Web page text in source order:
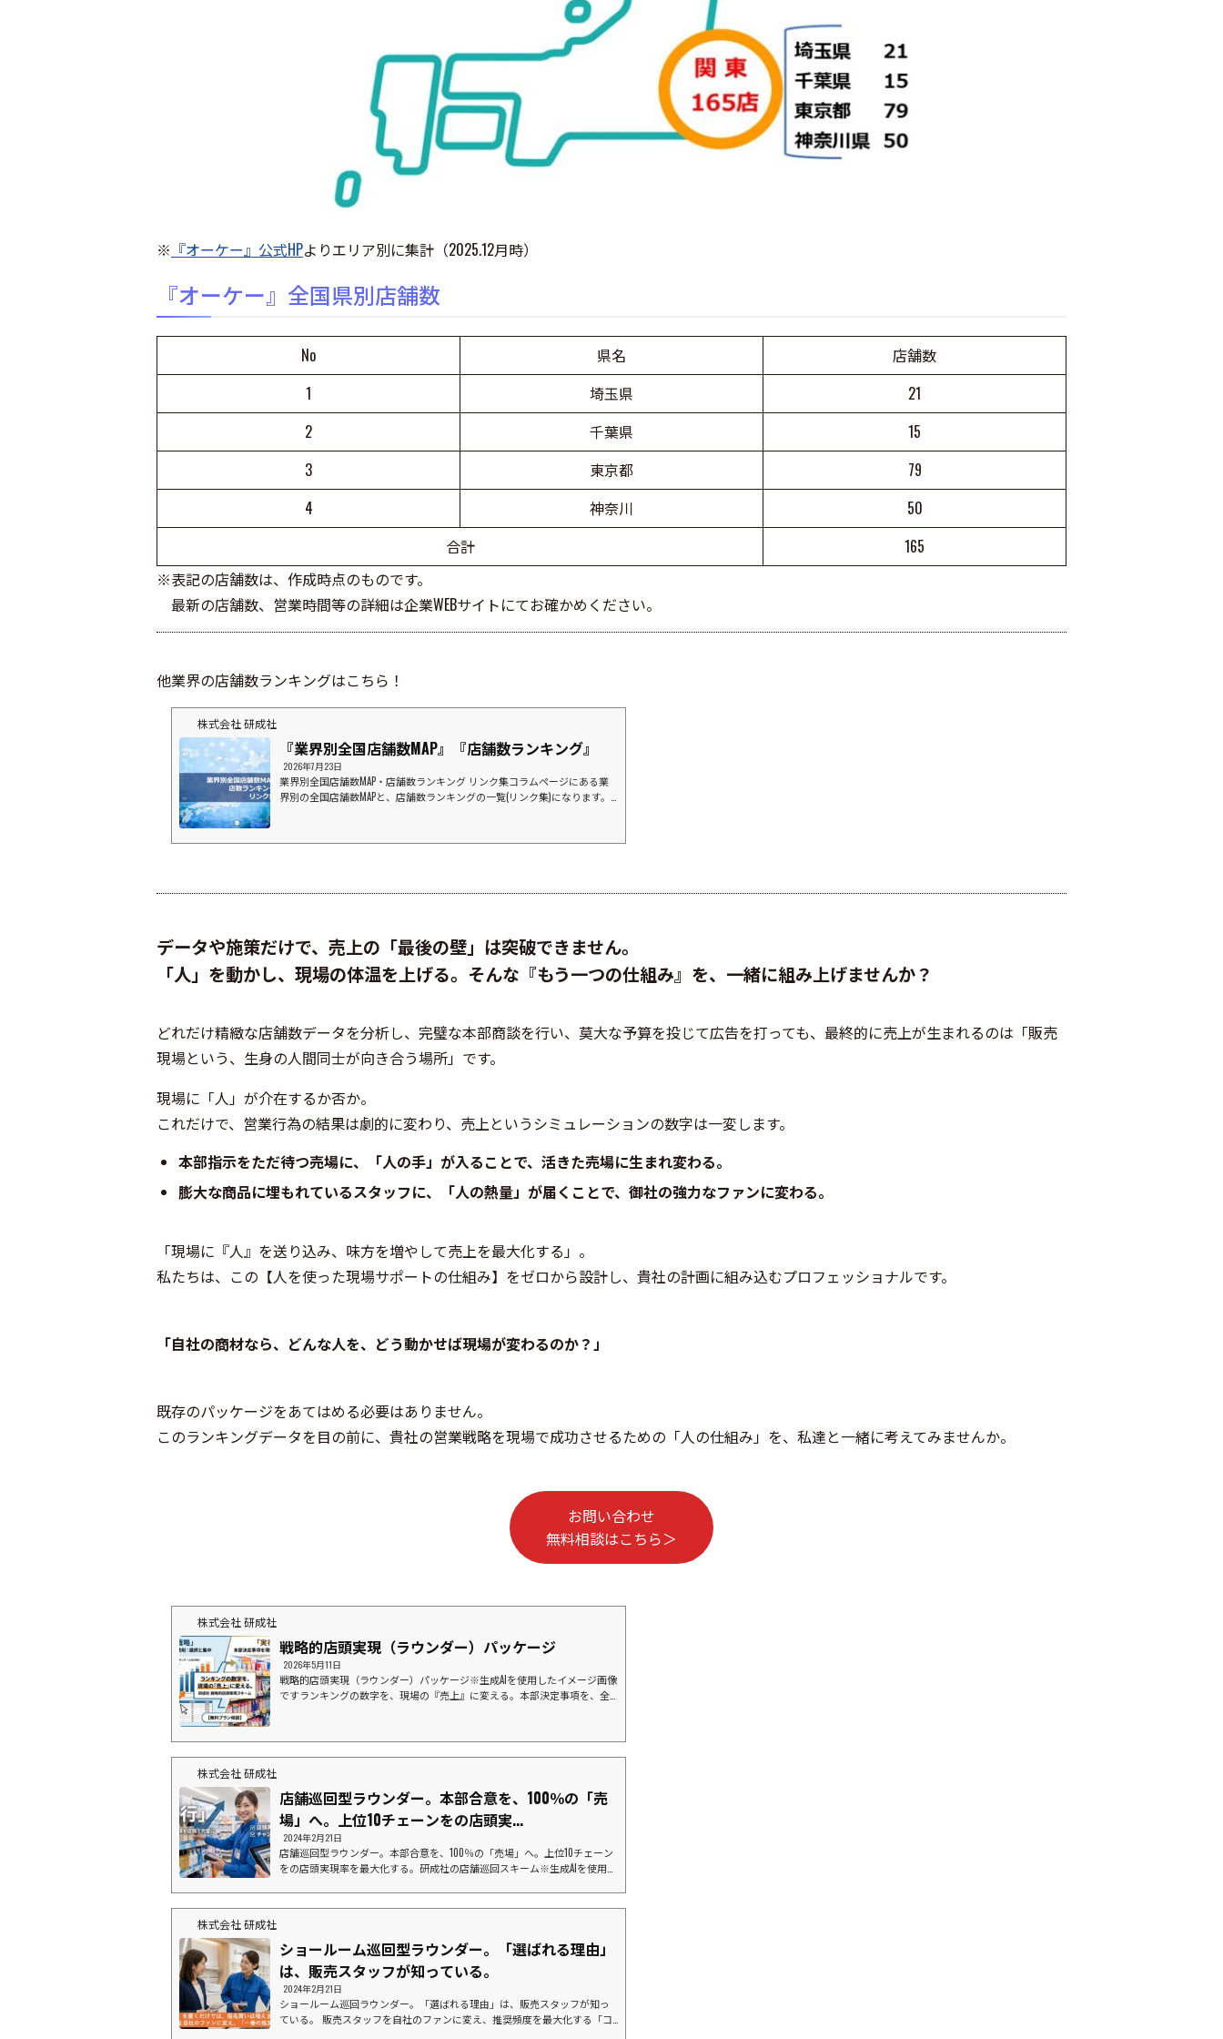
※ 『オーケー』公式HPよりエリア別に集計（2025.12月時）
『オーケー』全国県別店舗数
No 県名
店舗数
1
埼玉県
21
2
千葉県
15
3
東京都
79
4
神奈川
50
合計
165
※表記の店舗数は、作成時点のものです。
最新の店舗数、営業時間等の詳細は企業WEBサイトにてお確かめください。
他業界の店舗数ランキングはこちら！
株式会社 研成社
『業界別全国店舗数MAP』『店舗数ランキング』
2026年7月23日
業界別全国店舗数MAP・店舗数ランキング リンク集コラムページにある業
界別の全国店舗数MAPと、店舗数ランキングの一覧(リンク集)になります。
ンドラッグクスリのアオキクリエイトエス・ディーナチュラルホールディ
データや施策だけで、売上の「最後の壁」は突破できません。
「人」を動かし、現場の体温を上げる。そんな『もう一つの仕組み』を、一緒に組み上げませんか？
どれだけ精緻な店舗数データを分析し、完璧な本部商談を行い、莫大な予算を投じて広告を打っても、最終的に売上が生まれるのは「販売
現場という、生身の人間同士が向き合う場所」です。
現場に「人」が介在するか否か。
これだけで、営業行為の結果は劇的に変わり、売上というシミュレーションの数字は一変します。
本部指示をただ待つ売場に、「人の手」が入ることで、活きた売場に生まれ変わる。
膨大な商品に埋もれているスタッフに、「人の熱量」が届くことで、御社の強力なファンに変わる。
「現場に『人』を送り込み、味方を増やして売上を最大化する」。
私たちは、この【人を使った現場サポートの仕組み】をゼロから設計し、貴社の計画に組み込むプロフェッショナルです。
「自社の商材なら、どんな人を、どう動かせば現場が変わるのか？」
既存のパッケージをあてはめる必要はありません。
このランキングデータを目の前に、貴社の営業戦略を現場で成功させるための「人の仕組み」を、私達と一緒に考えてみませんか。
お問い合わせ
無料相談はこちら＞
株式会社 研成社
戦略的店頭実現（ラウンダー）パッケージ
2026年5月11日
戦略的店頭実現（ラウンダー）パッケージ※生成AIを使用したイメージ画像
ですランキングの数字を、現場の『売上』に変える。本部決定事項を、全
「企業別店舗数ランキング」をご覧の皆様、その数字の裏側にある「現
場」の状況を把握できていますか？「本部で導入が決まったはずの新商品
株式会社 研成社
店舗巡回型ラウンダー。本部合意を、100％の「売
場」へ。上位10チェーンをの店頭実...
2024年2月21日
店舗巡回型ラウンダー。本部合意を、100％の「売場」へ。上位10チェーン
をの店頭実現率を最大化する。研成社の店舗巡回スキーム※生成AIを使用し
決まったはずの棚割りが、現場で再現されていない。」 「新商品の発売日
に、店頭に商品が並んでいない。」こうした「店頭実現率」の低さは、メ
ています。 店舗数ランキング上位を占めるメガチェーンほど、現場は多忙
を極め、本部指示が後回しにさ...
株式会社 研成社
ショールーム巡回型ラウンダー。「選ばれる理由」
は、販売スタッフが知っている。
2024年2月21日
ショールーム巡回ラウンダー。「選ばれる理由」は、販売スタッフが知っ
ている。 販売スタッフを自社のファンに変え、推奨頻度を最大化する「コ